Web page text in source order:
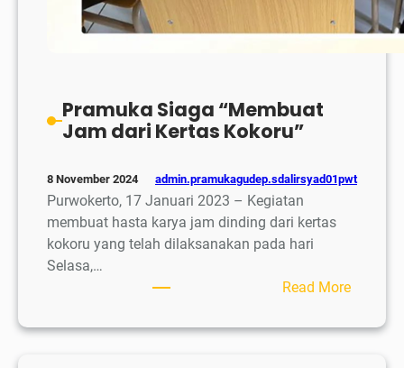
Pramuka Siaga “Membuat
Jam dari Kertas Kokoru”
8 November 2024 admin.pramukagudep.sdalirsyad01pwt
Purwokerto, 17 Januari 2023 – Kegiatan
membuat hasta karya jam dinding dari kertas
kokoru yang telah dilaksanakan pada hari
Selasa,…
Read More:
Siaga